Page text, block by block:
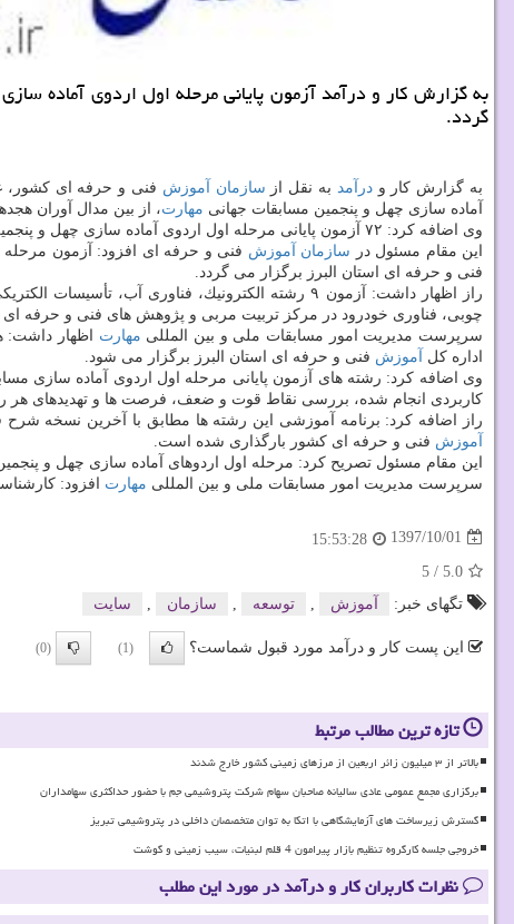
گردد.
به گزارش كار ودرآمد به نقل از سازمان آموزش فنی و حرفه ای كشور،
آماده سازی چهل و پنجمین مسابقات جهانی مهارت، از بین مدال آوران
وی اضافه كرد: ۷۲ آزمون پایانی مرحله اول اردوی آماده سازی چهل و پنجمین مسابقات جهانی
این مقام مسئول در سازمان آموزش فنی و حرفه ای افزود: آزمون
فنی و حرفه ای استان البرز برگزار می گردد.
راز اظهار داشت: آزمون ۹ رشته الكترونیك، فناوری آب، تأسیسات الكتریكی، طراحی مهندسی مكانیك، طراحی و
چوبی، فناوری خودرود در مركز تربیت مربی و پژوهش های فنی و حرفه
سرپرست مدیریت امور مسابقات ملی و بین المللی مهارت اظهار داشت:
اداره كل
آموزش فنی و حرفه ای استان البرز برگزار می شود.
وی اضافه كرد: رشته های آزمون پایانی مرحله اول اردوی آماده سازی
كاربردی انجام شده، بررسی نقاط قوت و ضعف، فرصت ها و تهدیدهای
راز اضافه كرد: برنامه آموزشی این رشته ها مطابق با آخرین نسخه شرح
آموزش فنی و حرفه ای كشور بارگذاری شده است.
این مقام مسئول تصریح كرد: مرحله اول اردوهای آماده سازی چهل و
سرپرست مدیریت امور مسابقات ملی و بین المللی مهارت افزود:
1397/10/01
15:53:28
5.0
/
5
تگهای خبر:
آموزش توسعه سازمان سایت
این پست کار و درآمد مورد قبول شماست؟ (1)
(0)
تازه ترین مطالب مرتبط
بالاتر از ۳ میلیون زائر اربعین از مرزهای زمینی کشور خارج شدند
برگزاری مجمع عمومی عادی سالیانه صاحبان سهام شرکت پتروشیمی جم با حضور حداکثری سهامداران
گسترش زیرساخت های آزمایشگاهی با اتکا به توان متخصصان داخلی در پتروشیمی تبریز
خروجی جلسه کارگروه تنظیم بازار پیرامون 4 قلم لبنیات، سیب زمینی و گوشت
نظرات کاربران کار و درآمد در مورد این مطلب